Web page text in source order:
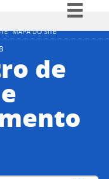
MAPA DO SITE
Simplifique!
Participe
Legislação
Canais
de